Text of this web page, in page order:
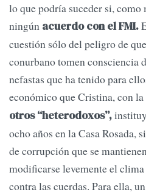
lo que podría suceder si, como
ningún acuerdo con el FMI.
cuestión sólo del peligro de
conurbano tomen consciencia
nefastas que ha tenido para
económico que Cristina, con la
otros “heterodoxos”,
ocho años en la Casa Rosada,
de corrupción que se
modificarse levemente el
contra las cuerdas. Para ella,